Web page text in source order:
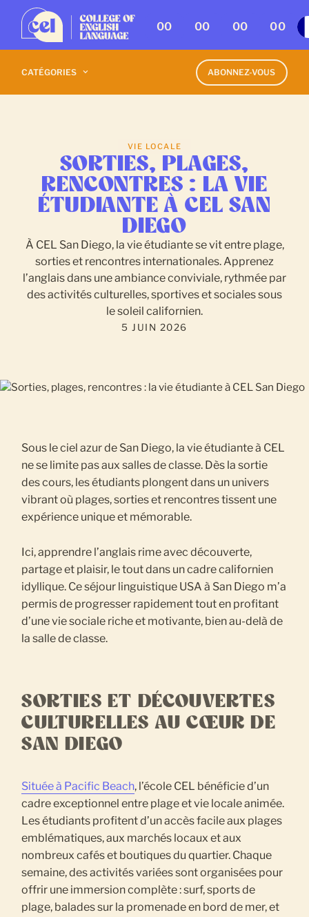
00 00 00 00
CATÉGORIES ABONNEZ-VOUS
VIE LOCALE
SORTIES, PLAGES,
RENCONTRES : LA VIE
ÉTUDIANTE À CEL SAN
DIEGO
À CEL San Diego, la vie étudiante se vit entre plage,
sorties et rencontres internationales. Apprenez
l’anglais dans une ambiance conviviale, rythmée par
des activités culturelles, sportives et sociales sous
le soleil californien.
5 JUIN 2026
Sous le ciel azur de San Diego, la vie étudiante à CEL
ne se limite pas aux salles de classe. Dès la sortie
des cours, les étudiants plongent dans un univers
vibrant où plages, sorties et rencontres tissent une
expérience unique et mémorable.
Ici, apprendre l’anglais rime avec découverte,
partage et plaisir, le tout dans un cadre californien
idyllique. Ce séjour linguistique USA à San Diego m’a
permis de progresser rapidement tout en profitant
d’une vie sociale riche et motivante, bien au-delà de
la salle de classe.
SORTIES ET DÉCOUVERTES
CULTURELLES AU CŒUR DE
SAN DIEGO
Située à Pacific Beach, l’école CEL bénéficie d’un
cadre exceptionnel entre plage et vie locale animée.
Les étudiants profitent d’un accès facile aux plages
emblématiques, aux marchés locaux et aux
nombreux cafés et boutiques du quartier. Chaque
semaine, des activités variées sont organisées pour
offrir une immersion complète : surf, sports de
plage, balades sur la promenade en bord de mer, et